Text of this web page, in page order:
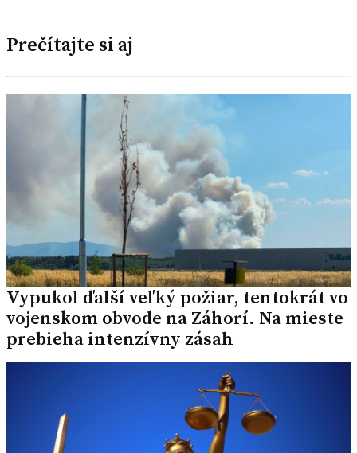
Prečítajte si aj
Vypukol ďalší veľký požiar, tentokrát vo
vojenskom obvode na Záhorí. Na mieste
prebieha intenzívny zásah